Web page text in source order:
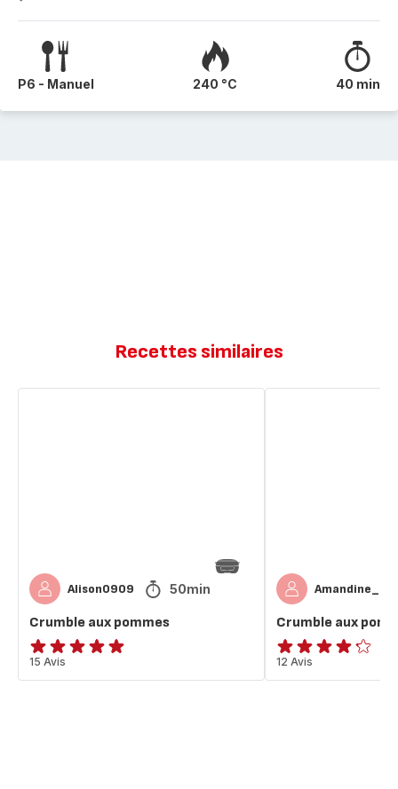
P6 - Manuel 240 °C 40 min
Recettes similaires
Alison0909 50min
Crumble aux pommes
Avis
5
15 Avis
Amandine_N
Crumble aux
ratings.4.2
12 Avis